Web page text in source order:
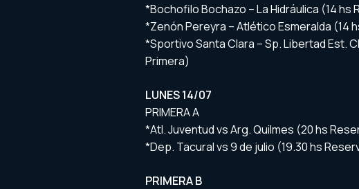
*Bochofilo Bochazo – La Hidráulica (14 hs
*Zenón Pereyra – Atlético Esmeralda (14
*Sportivo Santa Clara – Sp. Libertad Est.
Primera)
LUNES 14/07
PRIMERA A
*Atl. Juventud vs Arg. Quilmes (20 hs
*Dep. Tacural vs 9 de julio (19.30 hs
PRIMERA B